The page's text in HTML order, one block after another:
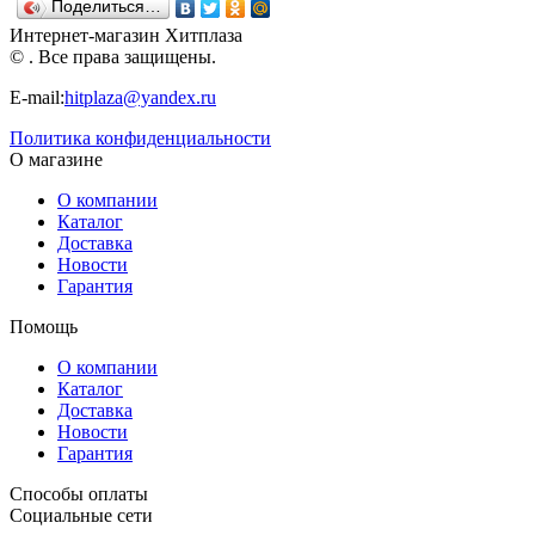
Поделиться…
Интернет-магазин Хитплаза
© . Все права защищены.
E-mail:hitplaza@yandex.ru
Политика конфиденциальности
О магазине
О компании
Каталог
Доставка
Новости
Гарантия
Помощь
О компании
Каталог
Доставка
Новости
Гарантия
Способы оплаты
Социальные сети